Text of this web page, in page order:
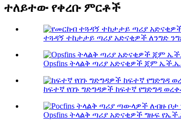
ተለይተው የቀረቡ ምርቶች
ተጓዳኝ ተከታታይ ጣሪያ አድናቂዎች ለንግድ
Opsfins ትላልቅ ጣሪያ አድናቂዎች ጂም
ከፍተኛ የበጉ ግድግዳዎች ከፍተኛ የግድግዳ
Opsfins ትላልቅ ጣሪያ አድናቂዎች ግዙፍ